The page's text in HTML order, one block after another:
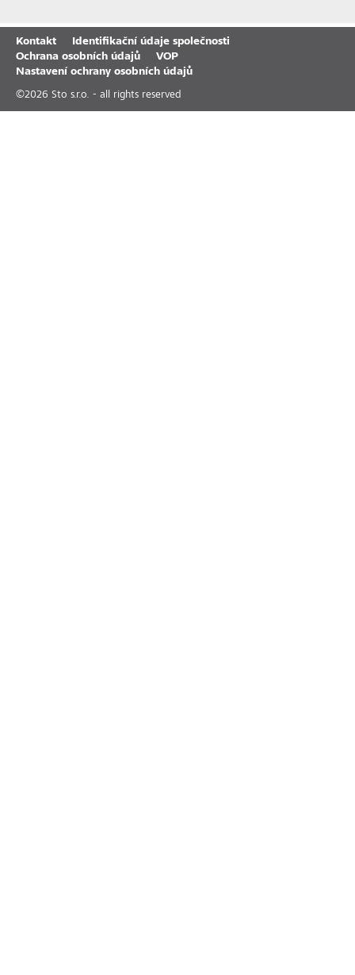
Kontakt
Identifikační údaje společnosti
Ochrana osobních údajů
VOP
Nastavení ochrany osobních údajů
©2026 Sto s.r.o. - all rights reserved